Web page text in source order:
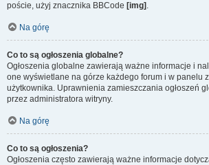
poście, użyj znacznika BBCode [img] .
Na górę
Co to są ogłoszenia globalne?
Ogłoszenia globalne zawierają ważne informacje i
one wyświetlane na górze każdego forum i w panelu
użytkownika. Uprawnienia zamieszczania ogłoszeń
przez administratora witryny.
Na górę
Co to są ogłoszenia?
Ogłoszenia często zawierają ważne informacje